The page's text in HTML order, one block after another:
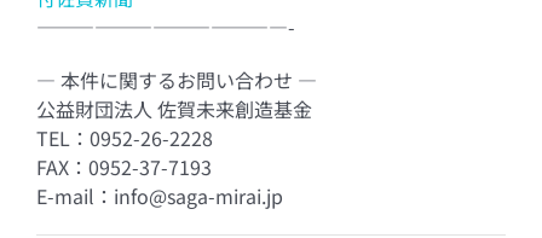
—————————————-
― 本件に関するお問い合わせ ―
公益財団法人 佐賀未来創造基金
TEL：0952-26-2228
FAX：0952-37-7193
E-mail：info@saga-mirai.jp